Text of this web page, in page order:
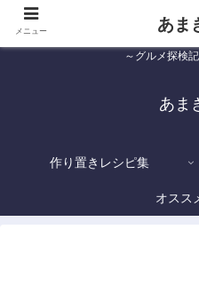
～グルメ探検
あま
作り置きレシピ集
オスス
メニュー あま